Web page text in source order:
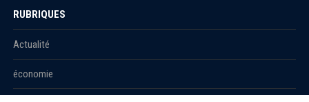
RUBRIQUES
Actualité
économie